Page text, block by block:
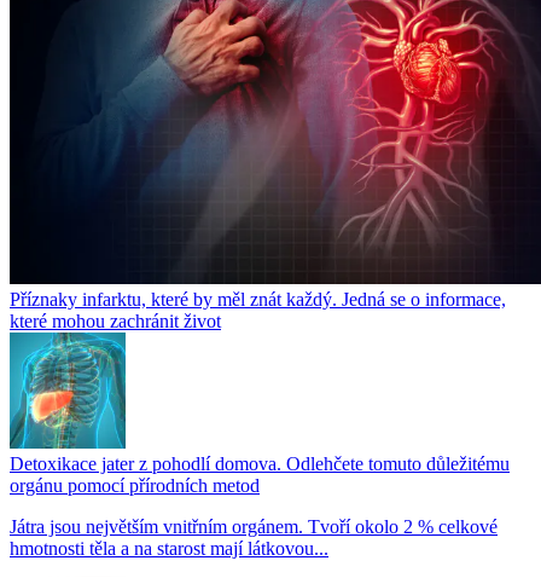
Příznaky infarktu, které by měl znát každý. Jedná se o informace,
které mohou zachránit život
Detoxikace jater z pohodlí domova. Odlehčete tomuto důležitému
orgánu pomocí přírodních metod
Játra jsou největším vnitřním orgánem. Tvoří okolo 2 % celkové
hmotnosti těla a na starost mají látkovou...